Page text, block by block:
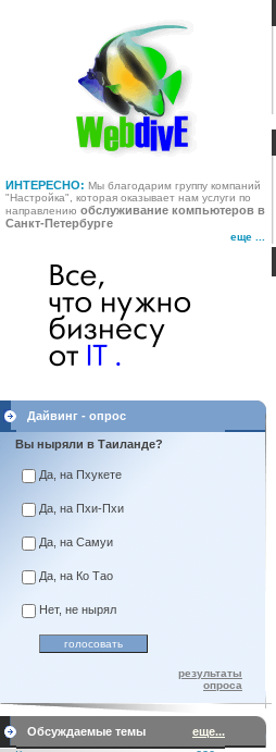
ИНТЕРЕСНО: Мы благодарим группу компаний
"Настройка", которая оказывает нам услуги по
направлению обслуживание компьютеров в
Санкт-Петербурге
еще ...
Дайвинг - опрос
Вы ныряли в Таиланде?
Да, на Пхукете
Да, на Пхи-Пхи
Да, на Самуи
Да, на Ко Тао
Нет, не нырял
результаты
опроса
Обсуждаемые темы
еще...